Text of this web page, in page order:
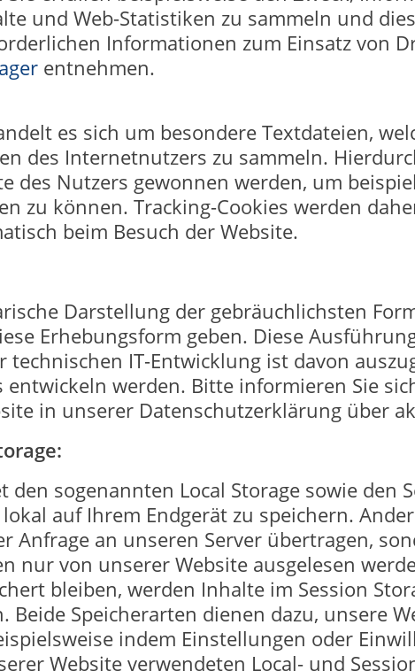
und Web-Statistiken zu sammeln und
Informationen zum Einsatz von
entnehmen.
es sich um besondere Textdateien,
des Internetnutzers zu sammeln.
des Nutzers gewonnen werden, um
zu können. Tracking-Cookies werden
beim Besuch der Website.
Darstellung der gebräuchlichsten
Erhebungsform geben. Diese
IT-Entwicklung ist davon
entwickeln werden. Bitte informieren Sie
in unserer Datenschutzerklärung über
den sogenannten Local Storage sowie den
auf Ihrem Endgerät zu speichern.
Anfrage an unseren Server übertragen,
nur von unserer Website ausgelesen
bleiben, werden Inhalte im Session
Beide Speicherarten dienen dazu, unsere
indem Einstellungen oder
Website verwendeten Local- und